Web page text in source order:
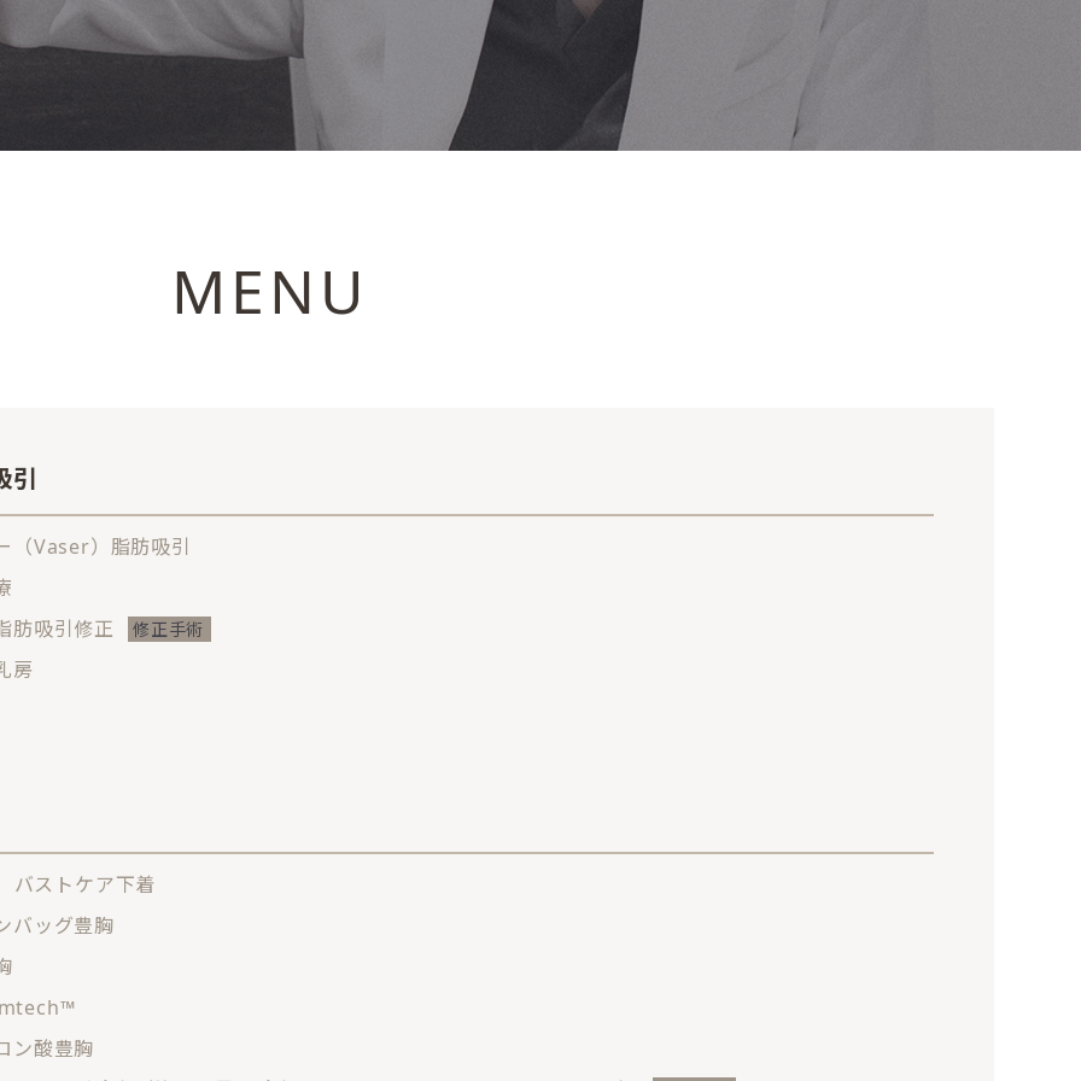
MENU
引
（Vaser）脂肪吸引
肪吸引修正
房
ストケア下着
バッグ豊胸
ン酸豊胸